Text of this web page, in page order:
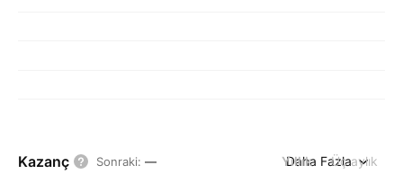
Kazanç Sonraki: — Yıllık Üç aylık
Daha Fazla